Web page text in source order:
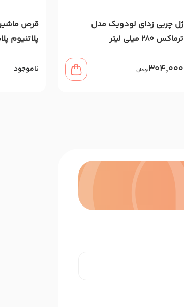
ژل چربی زدای لودویک مدل
ترماکس 280 میلی لیتر
304,000تومان
قرص
پلاتنیوم پلاس
ناموجود